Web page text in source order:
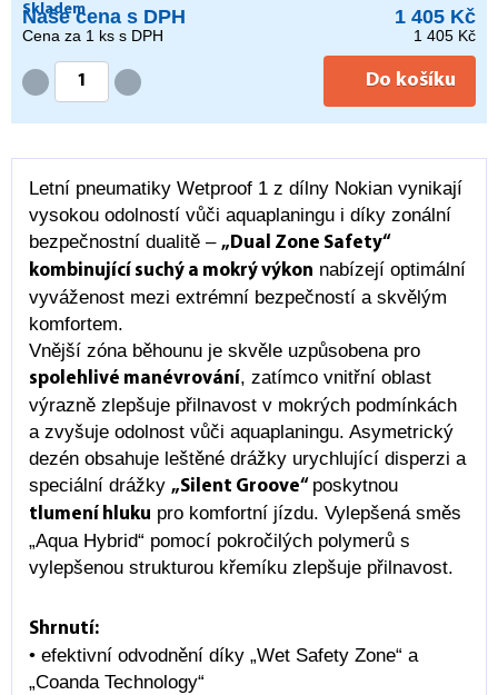
Naše cena s DPH 1 405 Kč
Cena za 1 ks s DPH 1 405 Kč
Do košíku
Letní pneumatiky Wetproof 1 z dílny Nokian vynikají
vysokou odolností vůči aquaplaningu i díky zonální
bezpečnostní dualitě – „Dual Zone Safety“
kombinující suchý a mokrý výkon nabízejí optimální
vyváženost mezi extrémní bezpečností a skvělým
komfortem.
Vnější zóna běhounu je skvěle uzpůsobena pro
spolehlivé manévrování, zatímco vnitřní oblast
výrazně zlepšuje přilnavost v mokrých podmínkách
a zvyšuje odolnost vůči aquaplaningu. Asymetrický
dezén obsahuje leštěné drážky urychlující disperzi a
speciální drážky „Silent Groove“ poskytnou
tlumení hluku pro komfortní jízdu. Vylepšená směs
„Aqua Hybrid“ pomocí pokročilých polymerů s
vylepšenou strukturou křemíku zlepšuje přilnavost.
Shrnutí:
• efektivní odvodnění díky „Wet Safety Zone“ a
„Coanda Technology“